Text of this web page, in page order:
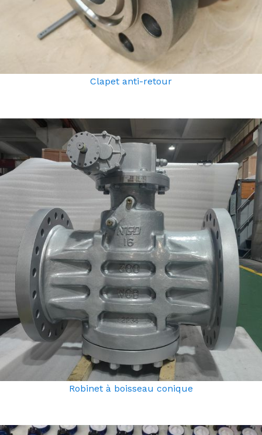
Clapet anti-retour
Robinet à boisseau conique